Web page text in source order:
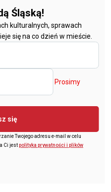
Śląską!
kulturalnych, sprawach
się na co dzień w mieście.
Prosimy
się
Twojego adresu e-mail w celu
Ci jestpolityka prywatności i plików